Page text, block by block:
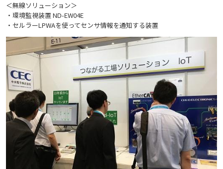
＜無線ソリューション＞
・環境監視装置 ND-EW04E
・セルラーLPWAを使ってセンサ情報を通知する装置